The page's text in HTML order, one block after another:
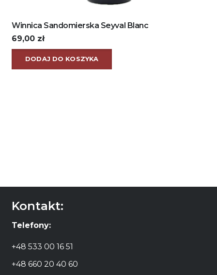
Winnica Sandomierska Seyval Blanc
69,00 zł
DODAJ DO KOSZYKA
Kontakt:
Telefony:
+48 533 00 16 51
+48 660 20 40 60